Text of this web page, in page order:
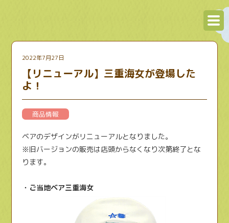
2022年7月27日
【リニューアル】三重海女が登場した
よ！
商品情報
ベアのデザインがリニューアルとなりました。
※旧バージョンの販売は店頭からなくなり次第終了とな
ります。
・ご当地ベア三重海女